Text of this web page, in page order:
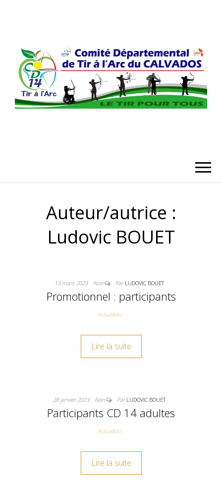
DU
DE TIR À
Auteur/autrice :
Ludovic BOUET
13 mars 2023 Non ParLUDOVIC BOUET
Promotionnel : participants
Actualités
Lire la suite
28 janvier 2023 Non ParLUDOVIC BOUET
Participants CD 14 adultes
Actualités
Lire la suite